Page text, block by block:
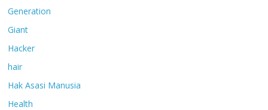
Generation
Giant
Hacker
hair
Hak Asasi Manusia
Health